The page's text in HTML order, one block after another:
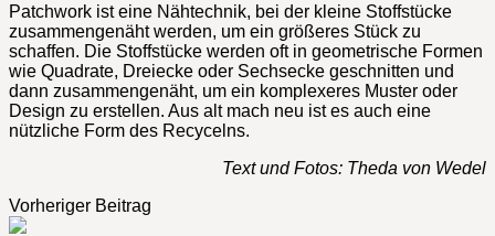
Patchwork ist eine Nähtechnik, bei der kleine Stoffstücke
zusammengenäht werden, um ein größeres Stück zu
schaffen. Die Stoffstücke werden oft in geometrische Formen
wie Quadrate, Dreiecke oder Sechsecke geschnitten und
dann zusammengenäht, um ein komplexeres Muster oder
Design zu erstellen. Aus alt mach neu ist es auch eine
nützliche Form des Recycelns.
Text und Fotos: Theda von Wedel
Vorheriger Beitrag